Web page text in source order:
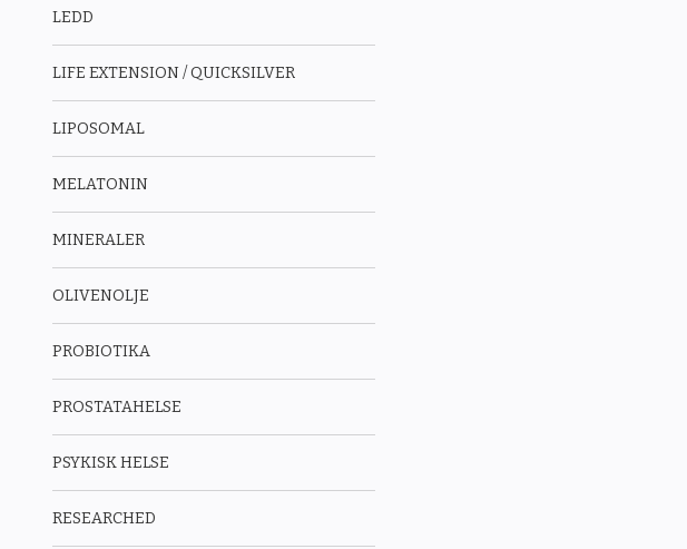
LEDD
LIFE EXTENSION / QUICKSILVER
LIPOSOMAL
MELATONIN
MINERALER
OLIVENOLJE
PROBIOTIKA
PROSTATAHELSE
PSYKISK HELSE
RESEARCHED